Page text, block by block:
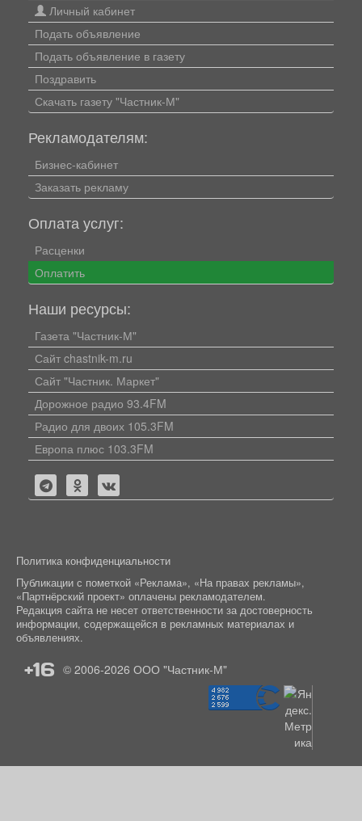
Личный кабинет
Подать объявление
Подать объявление в газету
Поздравить
Скачать газету "Частник-М"
Рекламодателям:
Бизнес-кабинет
Заказать рекламу
Оплата услуг:
Расценки
Оплатить
Наши ресурсы:
Газета "Частник-М"
Сайт chastnik-m.ru
Сайт "Частник. Маркет"
Дорожное радио 93.4FM
Радио для двоих 105.3FM
Европа плюс 103.3FM
Политика конфиденциальности
Публикации с пометкой «Реклама», «На правах рекламы»,
«Партнёрский проект» оплачены рекламодателем.
Редакция сайта не несет ответственности за достоверность
информации, содержащейся в рекламных материалах и
объявлениях.
+16 © 2006-2026 ООО "Частник-М"